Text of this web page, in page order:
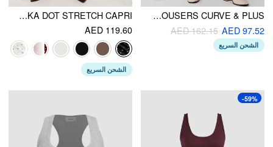
HIGH WAIST SOLID TAPERED TROUSERS CURVE & PLUS
AED 97.52
AED 162.15
الشحن السريع
POLKA DOT STRETCH CAPRI
AED 119.60
الشحن السريع
-59%